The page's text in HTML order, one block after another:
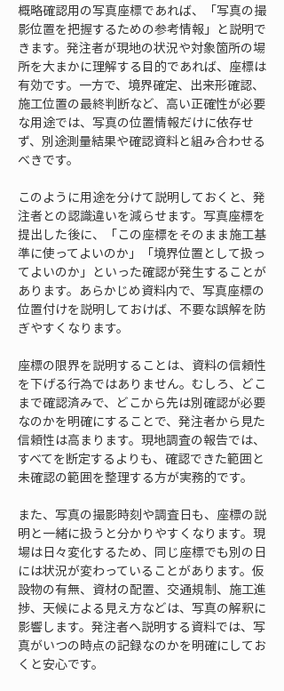
概略確認用の写真座標であれば、「写真の撮
影位置を把握するための参考情報」と説明で
きます。発注者が現地の状況や対象箇所の場
所を大まかに理解する目的であれば、座標は
有効です。一方で、境界確定、出来形確認、
施工位置の最終判断など、高い正確性が必要
な用途では、写真の位置情報だけに依存せ
ず、別途測量結果や確認資料と組み合わせる
べきです。
このように用途を分けて説明しておくと、発
注者との認識違いを減らせます。写真座標を
提出した後に、「この座標をそのまま施工基
準に使ってよいのか」「境界位置として扱っ
てよいのか」といった確認が発生することが
あります。あらかじめ資料内で、写真座標の
位置付けを説明しておけば、不要な誤解を防
ぎやすくなります。
座標の限界を説明することは、資料の信頼性
を下げる行為ではありません。むしろ、どこ
まで確認済みで、どこから先は別確認が必要
なのかを明確にすることで、発注者から見た
信頼性は高まります。現地調査の報告では、
すべてを断定するよりも、確認できた範囲と
未確認の範囲を整理する方が実務的です。
また、写真の撮影時刻や調査日も、座標の説
明と一緒に扱うと分かりやすくなります。現
場は日々変化するため、同じ座標でも別の日
には状況が変わっていることがあります。仮
設物の有無、資材の配置、交通規制、施工進
捗、天候による見え方などは、写真の解釈に
影響します。発注者へ説明する資料では、写
真がいつの時点の記録なのかを明確にしてお
くと安心です。